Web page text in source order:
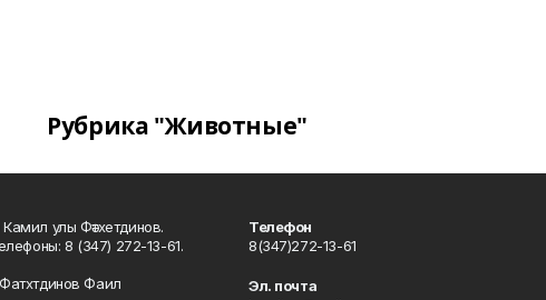
Рубрика "Животные"
улы Фәтхетдинов.
8 (347) 272-13-61.
Фаил
Телефон
8(347)272-13-61
Эл. почта